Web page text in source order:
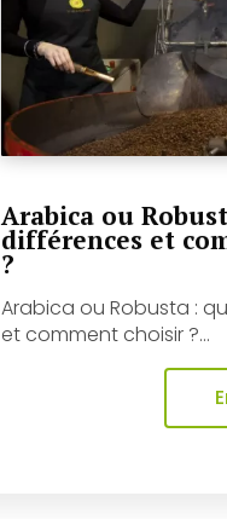
Arabica ou
différences et
?
Arabica ou Robusta :
et comment choisir ?...